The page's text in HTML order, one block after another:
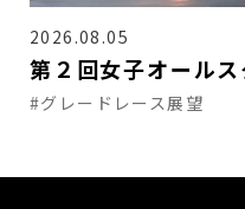
2026.08.05
第２回女子オール
#グレードレース展望